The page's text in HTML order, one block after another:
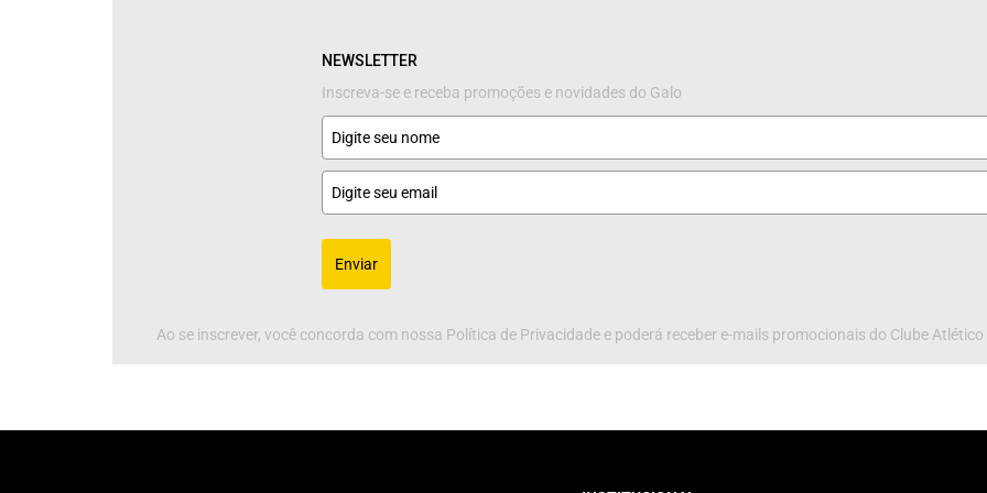
NEWSLETTER
Inscreva-se e receba promoções e novidades do Galo
Enviar
Ao se inscrever, você concorda com nossa Política de Privacidade e poderá receber e-mails promocionais do Clube Atlético